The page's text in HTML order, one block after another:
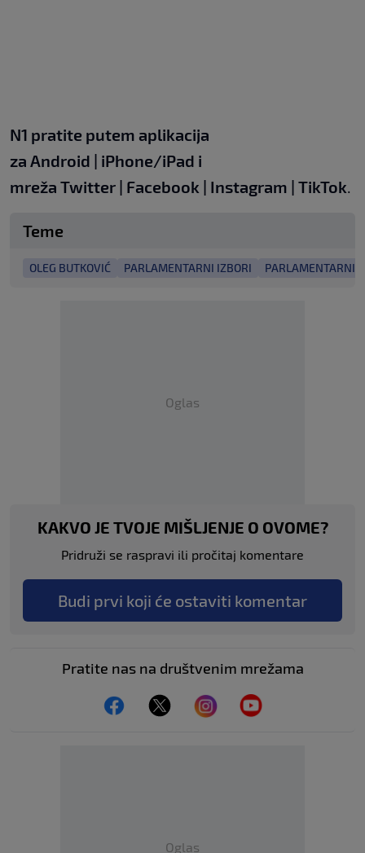
N1 pratite putem aplikacija
za Android | iPhone/iPad i
mreža Twitter | Facebook | Instagram | TikTok.
Teme
OLEG BUTKOVIĆ PARLAMENTARNI IZBORI PARLAMENTARNI
Oglas
KAKVO JE TVOJE MIŠLJENJE O OVOME?
Pridruži se raspravi ili pročitaj komentare
Budi prvi koji će ostaviti komentar
Pratite nas na društvenim mrežama
Oglas